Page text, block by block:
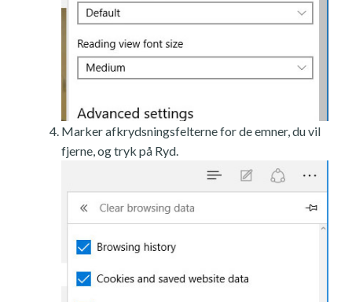
Marker afkrydsningsfelterne for de emner, du vil
fjerne, og tryk på Ryd.